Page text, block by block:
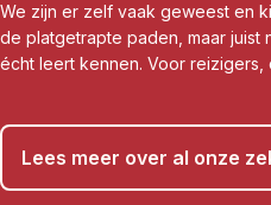
We zijn er zelf vaak geweest en
de platgetrapte paden, maar juist
écht leert kennen. Voor reizigers,
Lees meer over al onze